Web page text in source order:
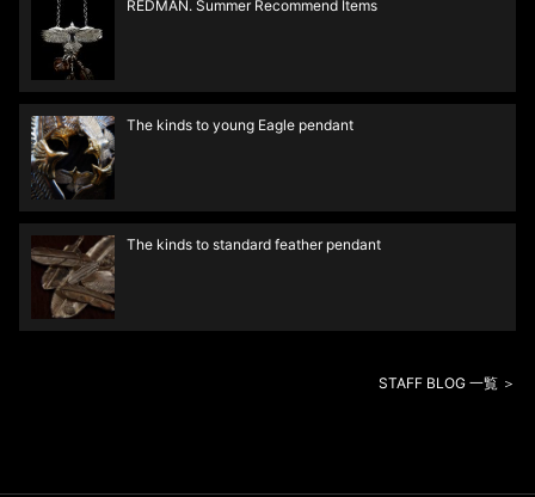
REDMAN. Summer Recommend Items
The kinds to young Eagle pendant
The kinds to standard feather pendant
STAFF BLOG 一覧 ＞